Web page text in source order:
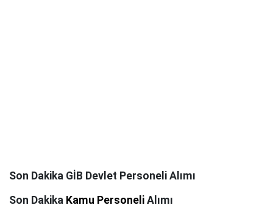
Son Dakika GİB Devlet Personeli Alımı
Son Dakika Kamu Personeli Alımı